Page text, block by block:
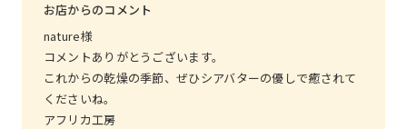
お店からのコメント
nature様
コメントありがとうございます。
これからの乾燥の季節、ぜひシアバターの優しで癒されて
くださいね。
アフリカ工房